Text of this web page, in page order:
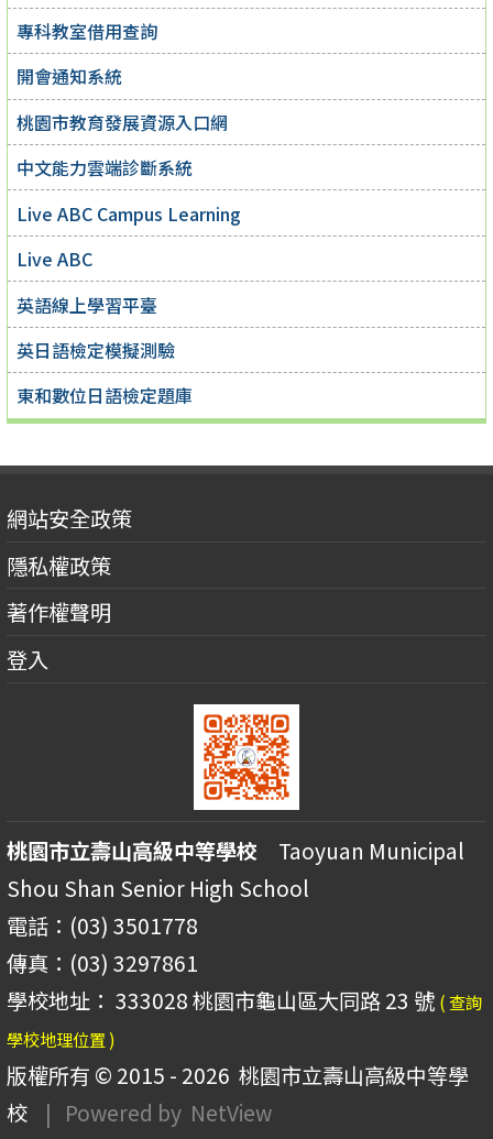
專科教室借用查詢
開會通知系統
桃園市教育發展資源入口網
中文能力雲端診斷系統
Live ABC Campus Learning
Live ABC
英語線上學習平臺
英日語檢定模擬測驗
東和數位日語檢定題庫
網站安全政策
隱私權政策
著作權聲明
登入
桃園市立壽山高級中等學校 Taoyuan Municipal
Shou Shan Senior High School
電話：(03) 3501778
傳真：(03) 3297861
學校地址： 333028 桃園市龜山區大同路 23 號 ( 查詢
學校地理位置 )
版權所有 © 2015 - 2026 桃園市立壽山高級中等學
校
| Powered by NetView